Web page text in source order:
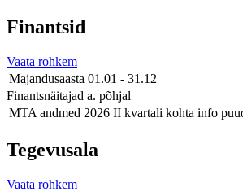
Finantsid
Vaata rohkem
Majandusaasta 01.01 - 31.12
Finantsnäitajad a. põhjal
MTA andmed 2026 II kvartali kohta info
Tegevusala
Vaata rohkem